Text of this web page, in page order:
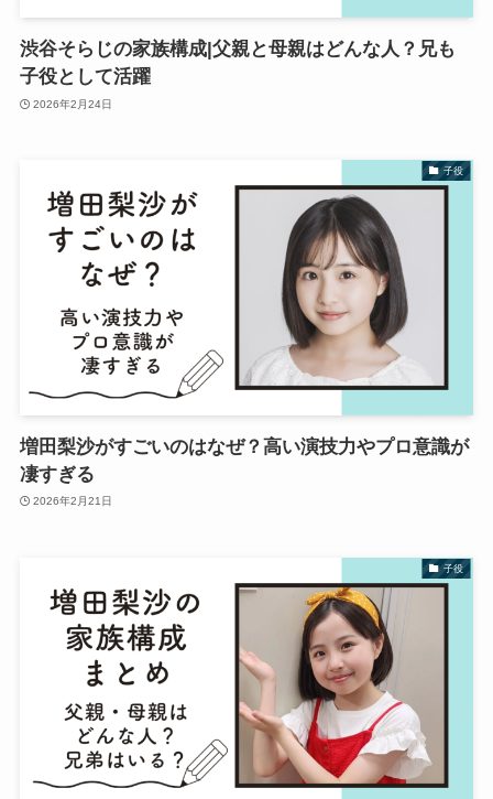
渋谷そらじの家族構成|父親と母親はどんな人？兄も
子役として活躍
2026年2月24日
子役
増田梨沙がすごいのはなぜ？高い演技力やプロ意識が
凄すぎる
2026年2月21日
子役